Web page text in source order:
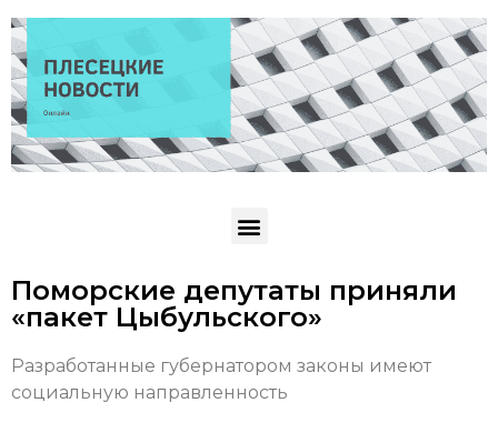
Поморские депутаты приняли
«пакет Цыбульского»
Разработанные губернатором законы имеют
социальную направленность